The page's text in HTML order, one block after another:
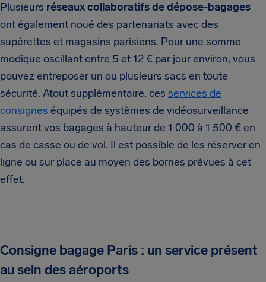
Plusieurs réseaux collaboratifs dedépose-bagages
ont également noué des partenariats avec des
supérettes et magasins parisiens. Pour une somme
modique oscillant entre 5 et 12 € par jour environ, vous
pouvez entreposer un ou plusieurs sacs en toute
sécurité. Atout supplémentaire, ces services de
consignes équipés de systèmes de vidéosurveillance
assurent vos bagages à hauteur de 1 000 à 1 500 € en
cas de casse ou de vol. Il est possible de les réserver en
ligne ou sur place au moyen des bornes prévues à cet
effet.
Consigne bagage Paris : un service présent
au sein des aéroports